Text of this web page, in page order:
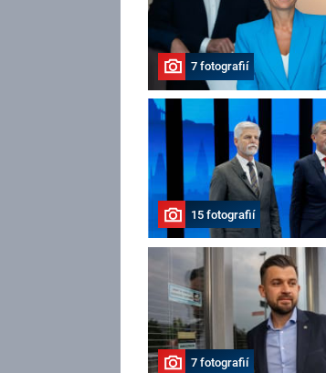
7 fotografií
15 fotografií
7 fotografií